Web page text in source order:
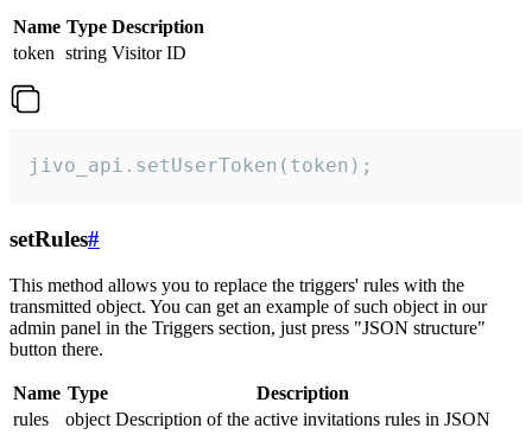
Name Type Description
token string Visitor ID
jivo_api.setUserToken(token);
setRules#
This method allows you to replace the triggers' rules with the
transmitted object. You can get an example of such object in our
admin panel in the Triggers section, just press "JSON structure"
button there.
Name Type
Description
rules
object Description of the active invitations rules in JSON